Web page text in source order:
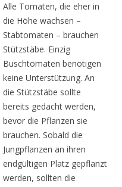
Alle Tomaten, die eher in
die Höhe wachsen –
Stabtomaten – brauchen
Stützstäbe. Einzig
Buschtomaten benötigen
keine Unterstützung. An
die Stützstäbe sollte
bereits gedacht werden,
bevor die Pflanzen sie
brauchen. Sobald die
Jungpflanzen an ihren
endgültigen Platz gepflanzt
werden, sollten die